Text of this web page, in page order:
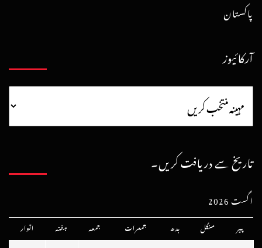
پاکستان
آرکائیوز
تاریخ سے دریافت کریں۔
اگست 2026
پیر منگل بدھ جمعرات جمعہ ہفتہ اتوار